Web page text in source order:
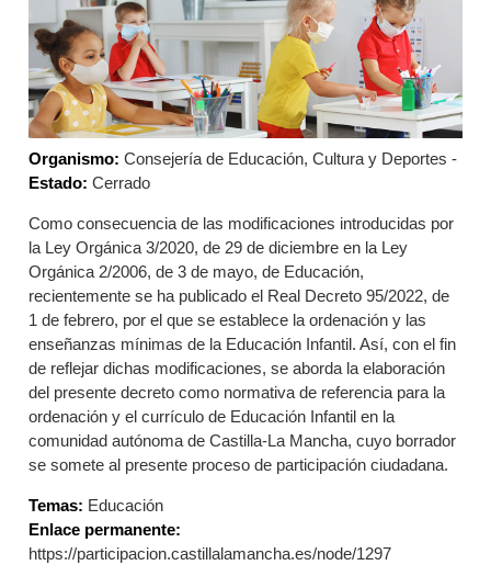
Organismo: Consejería de Educación, Cultura y Deportes -
Estado: Cerrado
Como consecuencia de las modificaciones introducidas por
la Ley Orgánica 3/2020, de 29 de diciembre en la Ley
Orgánica 2/2006, de 3 de mayo, de Educación,
recientemente se ha publicado el Real Decreto 95/2022, de
1 de febrero, por el que se establece la ordenación y las
enseñanzas mínimas de la Educación Infantil. Así, con el fin
de reflejar dichas modificaciones, se aborda la elaboración
del presente decreto como normativa de referencia para la
ordenación y el currículo de Educación Infantil en la
comunidad autónoma de Castilla-La Mancha, cuyo borrador
se somete al presente proceso de participación ciudadana.
Temas: Educación
Enlace permanente:
https://participacion.castillalamancha.es/node/1297